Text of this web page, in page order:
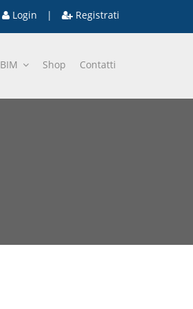
Login | Registrati
BIM Shop Contatti